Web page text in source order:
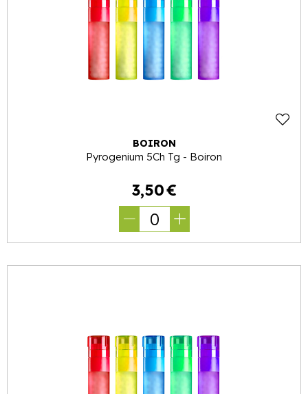
BOIRON
Pyrogenium 5Ch Tg - Boiron
3,50€
0